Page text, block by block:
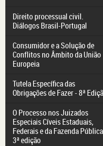
Direito processual civil.
Diálogos Brasil-Portugal
Consumidor e a Solução de
Conflitos no Âmbito da União
Europeia
Tutela Específica das
Obrigações de Fazer - 8ª
O Processo nos Juizados
Especiais Cíveis Estaduais,
Federais e da Fazenda
3ª edição